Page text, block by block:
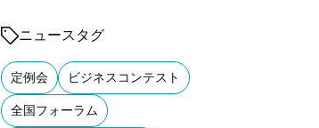
ニュースタグ
定例会 ビジネスコンテスト
全国フォーラム